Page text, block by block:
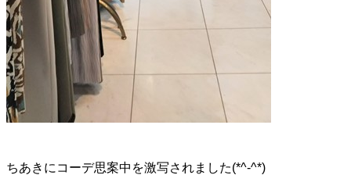
ちあきにコーデ思案中を激写されました(*^-^*)